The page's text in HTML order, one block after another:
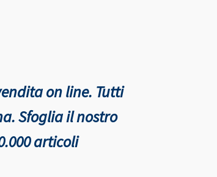
on line. Tutti
Sfoglia il nostro
articoli